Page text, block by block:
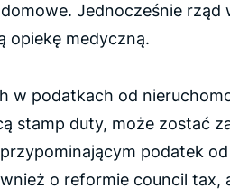
Jednocześnie rząd
opiekę medyczną.
w podatkach od
stamp duty, może zostać
podatek
o reformie council tax,